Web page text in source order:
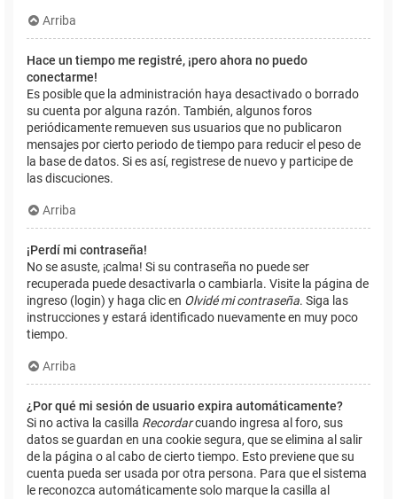
Arriba
Hace un tiempo me registré, ¡pero ahora no puedo
conectarme!
Es posible que la administración haya desactivado o borrado
su cuenta por alguna razón. También, algunos foros
periódicamente remueven sus usuarios que no publicaron
mensajes por cierto periodo de tiempo para reducir el peso de
la base de datos. Si es así, registrese de nuevo y participe de
las discuciones.
Arriba
¡Perdí mi contraseña!
No se asuste, ¡calma! Si su contraseña no puede ser
recuperada puede desactivarla o cambiarla. Visite la página de
ingreso (login) y haga clic en Olvidé mi contraseña. Siga las
instrucciones y estará identificado nuevamente en muy poco
tiempo.
Arriba
¿Por qué mi sesión de usuario expira automáticamente?
Si no activa la casilla Recordarcuando ingresa al foro, sus
datos se guardan en una cookie segura, que se elimina al salir
de la página o al cabo de cierto tiempo. Esto previene que su
cuenta pueda ser usada por otra persona. Para que el sistema
le reconozca automáticamente solo marque la casilla al